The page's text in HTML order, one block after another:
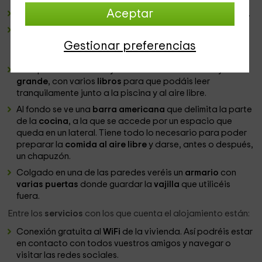
Aceptar
Gestionar preferencias
espacio techado
.
suficientes para que os podáis sentar todos los
grande, con varios libros para que podáis leer
tranquilamente junto a la piscina y al aire libre.
Al fondo se ve una barra americana que delimita la parte
de la cocina, a la que se accede por un espacio que
queda en un lateral. Tiene todo lo necesario para poder
preparar la comida al aire libre y darse, antes o después,
un chapuzón.
Colgado en una de las paredes veréis un armario con
varias puertas donde guardar lavajilla que utilicéis
fuera.
Entre los servicios con los que cuenta el alojamiento están:
Conexión gratuita alWiFi de la vivienda. Así podréis estar
en contacto con todos vuestros amigos y navegar o
visitar las redes sociales.